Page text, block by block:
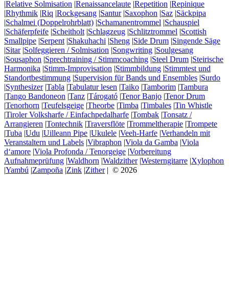
|Relative Solmisation |Renaissancelaute |Repetition |Repinique
|Rhythmik |Riq |Rockgesang |Santur|Saxophon |Saz |Säckpipa
|Schalmei (Doppelrohrblatt) |Schamanentrommel |Schauspiel
|Schäferpfeife |Scheitholt|Schlagzeug |Schlitztrommel |Scottish
Smallpipe |Serpent|Shakuhachi |Sheng |Side Drum |Singende Säge
|Sitar|Solfeggieren / Solmisation |Songwriting |Soulgesang
|Sousaphon |Sprechtraining / Stimmcoaching |Steel Drum |Steirische
Harmonika |Stimm-Improvisation |Stimmbildung |Stimmtest und
Standortbestimmung |Supervision für Bands und Ensembles |Surdo
|Synthesizer|Tabla |Tabulatur lesen |Taiko |Tamborim |Tambura
|Tango Bandoneon |Tanz |Tárogató |Tenor Banjo |Tenor Drum
|Tenorhorn |Teufelsgeige |Theorbe |Timba |Timbales |Tin Whistle
|Tiroler Volksharfe / Einfachpedalharfe |Tombak |Tonsatz /
Arrangieren |Tontechnik |Traversflöte |Trommeltherapie |Trompete
|Tuba |Udu |Uilleann Pipe |Ukulele |Veeh-Harfe |Verhandeln mit
Veranstaltern und Labels |Vibraphon |Viola da Gamba |Viola
d‘amore |Viola Profonda / Tenorgeige |Vorbereitung
Aufnahmeprüfung |Waldhorn |Waldzither|Westerngitarre |Xylophon
|Yambú |Zampoña |Zink |Zither| © 2026